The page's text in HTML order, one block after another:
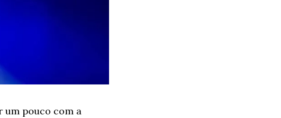
um pouco com a